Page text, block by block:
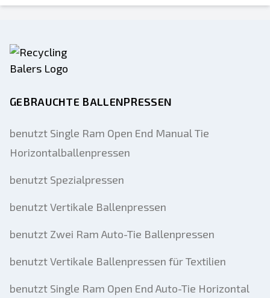
GEBRAUCHTE BALLENPRESSEN
benutzt Single Ram Open End Manual Tie
Horizontalballenpressen
benutzt Spezialpressen
benutzt Vertikale Ballenpressen
benutzt Zwei Ram Auto-Tie Ballenpressen
benutzt Vertikale Ballenpressen für Textilien
benutzt Single Ram Open End Auto-Tie Horizontal